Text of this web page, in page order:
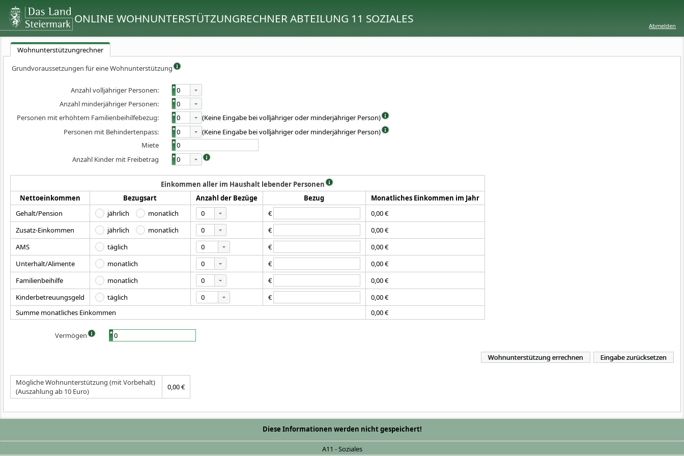
ONLINE WOHNUNTERSTÜTZUNGRECHNER ABTEILUNG 11 SOZIALES
Abmelden
Wohnunterstützungrechner
Grundvoraussetzungen für eine Wohnunterstützung
Anzahl volljähriger Personen:
0
Anzahl minderjähriger Personen:
0
Personen mit erhöhtem Familienbeihilfebezug:
0
(Keine Eingabe bei volljähriger oder minderjähriger Person)
Personen mit Behindertenpass:
0
(Keine Eingabe bei volljähriger oder minderjähriger Person)
Miete
Anzahl Kinder mit Freibetrag
0
Einkommen aller im Haushalt lebender Personen
Nettoeinkommen
Bezugsart Anzahl der Bezüge Bezug
Monatliches Einkommen im Jahr
Gehalt/Pension
jährlich monatlich 0 €
0,00 €
Zusatz-Einkommen
jährlich monatlich 0 €
0,00 €
AMS
täglich 0 €
0,00 €
Unterhalt/Alimente
monatlich 0 €
0,00 €
Familienbeihilfe
monatlich 0 €
0,00 €
Kinderbetreuungsgeld
täglich 0 €
0,00 €
Summe monatliches Einkommen
0,00 €
Vermögen
Wohnunterstützung errechnen Eingabe zurücksetzen
Mögliche Wohnunterstützung (mit Vorbehalt)
(Auszahlung ab 10 Euro)
0,00 €
Diese Informationen werden nicht gespeichert!
A11 - Soziales